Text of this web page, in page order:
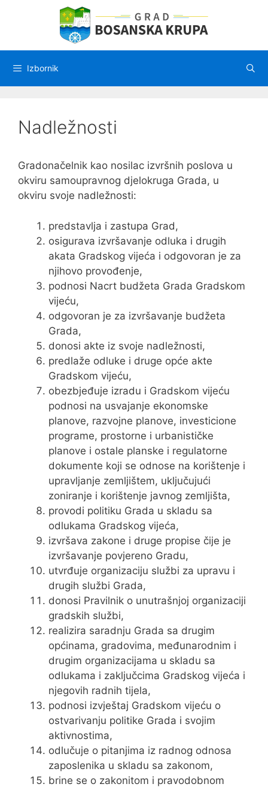
Izbornik
Nadležnosti
Gradonačelnik kao nosilac izvršnih poslova u
okviru samoupravnog djelokruga Grada, u
okviru svoje nadležnosti:
predstavlja i zastupa Grad,
osigurava izvršavanje odluka i drugih
akata Gradskog vijeća i odgovoran je za
njihovo provođenje,
podnosi Nacrt budžeta Grada Gradskom
vijeću,
odgovoran je za izvršavanje budžeta
Grada,
donosi akte iz svoje nadležnosti,
predlaže odluke i druge opće akte
Gradskom vijeću,
obezbjeđuje izradu i Gradskom vijeću
podnosi na usvajanje ekonomske
planove, razvojne planove, investicione
programe, prostorne i urbanističke
planove i ostale planske i regulatorne
dokumente koji se odnose na korištenje i
upravljanje zemljištem, uključujući
zoniranje i korištenje javnog zemljišta,
provodi politiku Grada u skladu sa
odlukama Gradskog vijeća,
izvršava zakone i druge propise čije je
izvršavanje povjereno Gradu,
utvrđuje organizaciju službi za upravu i
drugih službi Grada,
donosi Pravilnik o unutrašnjoj organizaciji
gradskih službi,
realizira saradnju Grada sa drugim
općinama, gradovima, međunarodnim i
drugim organizacijama u skladu sa
odlukama i zaključcima Gradskog vijeća i
njegovih radnih tijela,
podnosi izvještaj Gradskom vijeću o
ostvarivanju politike Grada i svojim
aktivnostima,
odlučuje o pitanjima iz radnog odnosa
zaposlenika u skladu sa zakonom,
brine se o zakonitom i pravodobnom